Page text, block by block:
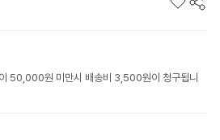
50,000원 미만시 배송비 3,500원이 청구됩니